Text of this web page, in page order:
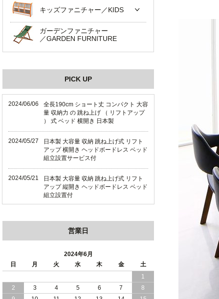
キッズファニチャー／KIDS
ガーデンファニチャー
／GARDEN FURNITURE
PICK UP
2024/06/06
全長190cm ショート丈 コンパクト 大容
量 収納力 の 跳ね上げ （ リフトアップ
） 式 ベッド 横開き 日本製
2024/05/27
日本製 大容量 収納 跳ね上げ式 リフト
アップ 横開き ヘッドボードレス ベッド
組立設置サービス付
2024/05/21
日本製 大容量 収納 跳ね上げ式 リフト
アップ 縦開き ヘッドボードレス ベッド
組立設置付
ド 組立設置 付き
日本製 収納 跳ね上げ式 リフトアップ
ベッド 縦開き ヘッドボード 組立設置サ
ービス付き
2024/04/23
すのこ の 床板 簡単 軽い コンパクトな
営業日
2024年6月
日
月 火 水 木 金
土
1
2
3 4 5 6 7
8